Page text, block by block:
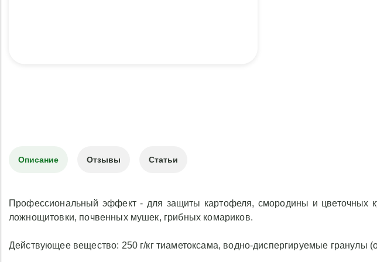
Описание Отзывы Статьи
Профессиональный эффект - для защиты картофеля, смородины и цветочных
ложнощитовки, почвенных мушек, грибных комариков.
Действующее вещество: 250 г/кг тиаметоксама, водно-диспергируемые гранулы